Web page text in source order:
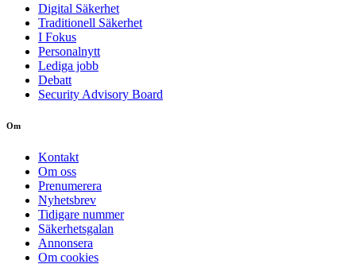
Digital Säkerhet
Traditionell Säkerhet
I Fokus
Personalnytt
Lediga jobb
Debatt
Security Advisory Board
Om
Kontakt
Om oss
Prenumerera
Nyhetsbrev
Tidigare nummer
Säkerhetsgalan
Annonsera
Om cookies